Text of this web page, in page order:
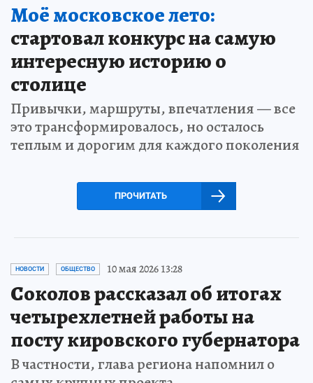
Моё московское лето:
стартовал конкурс на самую
интересную историю о
столице
Привычки, маршруты, впечатления — все
это трансформировалось, но осталось
теплым и дорогим для каждого поколения
ПРОЧИТАТЬ
НОВОСТИ ОБЩЕСТВО 10 мая 2026 13:28
Соколов рассказал об итогах
четырехлетней работы на
посту кировского губернатора
В частности, глава региона напомнил о